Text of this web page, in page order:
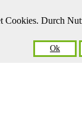
Cookies. Durch
Ok